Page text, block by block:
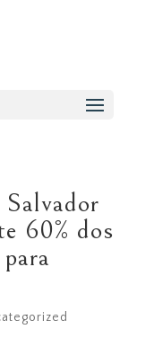
60% dos